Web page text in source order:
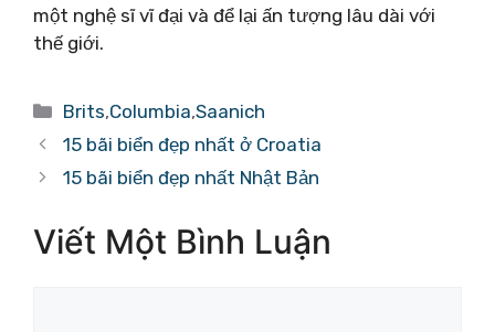
một nghệ sĩ vĩ đại và để lại ấn tượng lâu dài với
thế giới.
Danh
mục
Brits,Columbia,Saanich
15 bãi biển đẹp nhất ở Croatia
15 bãi biển đẹp nhất Nhật Bản
Viết Một Bình Luận